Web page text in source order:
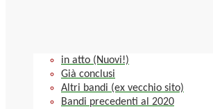
in atto (Nuovi!)
Già conclusi
Altri bandi (ex vecchio sito)
Bandi precedenti al 2020